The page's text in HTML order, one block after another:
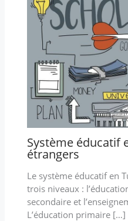
Système éducatif
étrangers
Le système éducatif en
trois niveaux :
secondaire et
L’éducation primaire […]